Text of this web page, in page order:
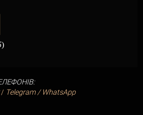
)
Telegram / WhatsApp